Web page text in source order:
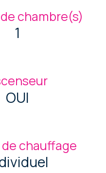
chambre(s)
1
OUI
chauffage